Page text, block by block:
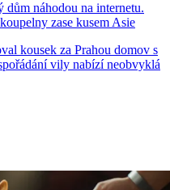
dům náhodou na internetu.
zase kusem Asie
kousek za Prahou domov s
vily nabízí neobvyklá